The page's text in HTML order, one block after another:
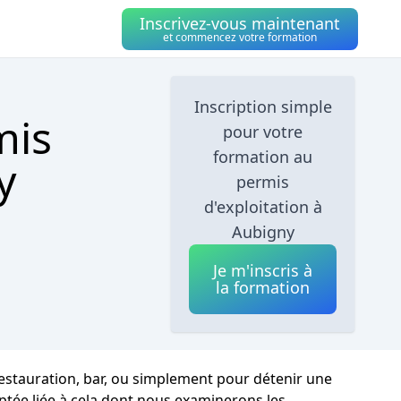
Inscrivez-vous maintenant
et commencez votre formation
Inscription simple
pour votre
formation au
permis
d'exploitation à
Aubigny
Je m'inscris à
la formation
bar, ou simplement pour détenir une